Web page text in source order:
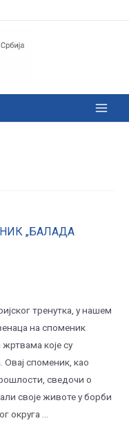
„БАЛАДA
тренутка, у нашем
на споменик
које су
Овај споменик, као
сведочи о
своје животе у борби
округа …